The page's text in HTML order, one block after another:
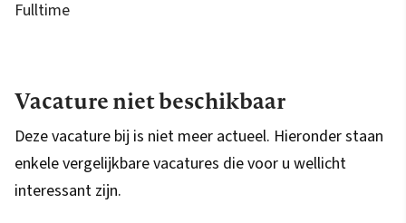
Fulltime
Vacature niet beschikbaar
Deze vacature bij is niet meer actueel. Hieronder staan
enkele vergelijkbare vacatures die voor u wellicht
interessant zijn.